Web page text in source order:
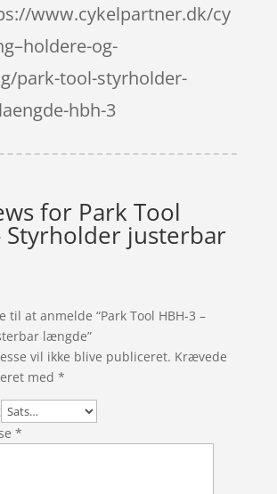
www.cykelpartner.dk/cy
og-
park-tool-styrholder-
hbh-3
for Park Tool
Styrholder justerbar
til at anmelde “Park Tool HBH-3 –
længde”
vil ikke blive publiceret. Krævede
med *
*